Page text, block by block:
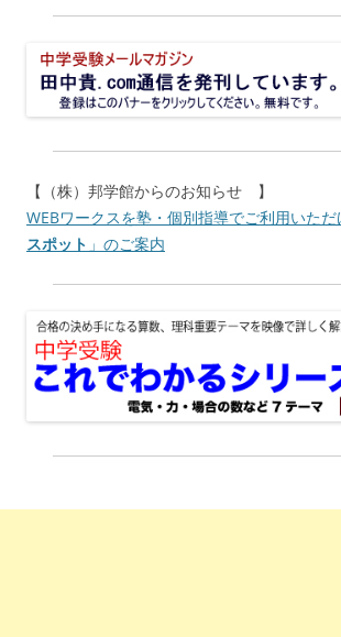
【（株）邦学館からのお知らせ 】
WEBワークスを塾・個別指導でご利用いただ
スポット 」のご案内